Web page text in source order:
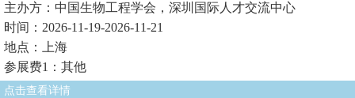
主办方：中国生物工程学会，深圳国际人才交流中心
时间：2026-11-19-2026-11-21
地点：上海
参展费1：其他
点击查看详情